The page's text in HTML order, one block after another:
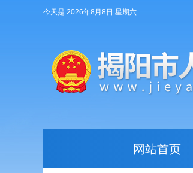
今天是 2026年8月8日 星期六
网站首页